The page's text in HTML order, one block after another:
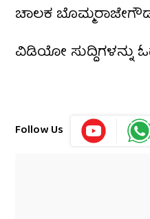
ಚಾಲಕ
ವಿಡಿಯೋ ಸುದ್ದಿಗಳನ್ನು
Follow Us